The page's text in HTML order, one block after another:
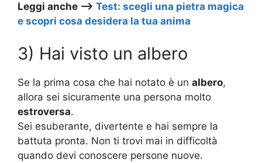
Leggi anche –> Test: scegli una pietra magica
e scopri cosa desidera la tua anima
3) Hai visto un albero
Se la prima cosa che hai notato è un albero,
allora sei sicuramente una persona molto
estroversa.
Sei esuberante, divertente e hai sempre la
battuta pronta. Non ti trovi mai in difficoltà
quando devi conoscere persone nuove.